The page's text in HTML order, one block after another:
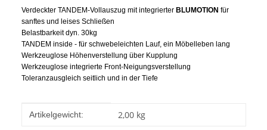
Verdeckter TANDEM-Vollauszug mit integrierter BLUMOTION für
sanftes und leises Schließen
Belastbarkeit dyn. 30kg
TANDEM inside - für schwebeleichten Lauf, ein Möbelleben lang
Werkzeuglose Höhenverstellung über Kupplung
Werkzeuglose integrierte Front-Neigungsverstellung
Toleranzausgleich seitlich und in der Tiefe
Produkteigenschaft
Wert
Artikelgewicht: 2,00 kg